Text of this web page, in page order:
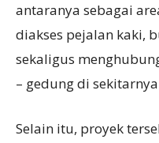
antaranya sebagai
diakses pejalan kaki,
sekaligus
– gedung di
Selain itu, proyek